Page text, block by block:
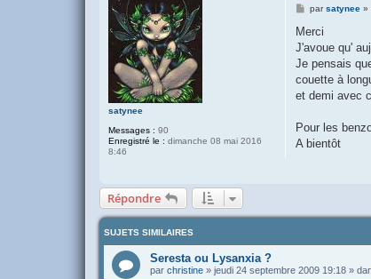
satynee
Messages : 90
Enregistré le : dimanche 08 mai 2016
8:46
M
s
a
g
parsatynee»
Merci
J'avoue qu'
Je pensais
couette à
et demi avec
Pour les
A bientôt
Répondre
SUJETS SIMILAIRES
Seresta ou Lysanxia ?
par christine » jeudi 24 septembre 2009 19:18 »